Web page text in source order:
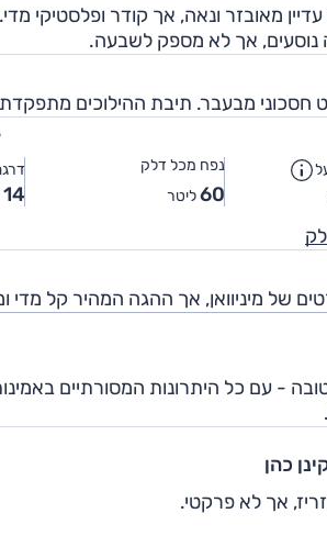
מאובזר ונאה, אך קודר ופלסטיקי
נוסעים, אך לא מספק לשבעה.
חסכוני מבעבר. תיבת ההילוכים
נפח מכל דלק
60ליטר
14
של מיניוואן, אך ההגה המהיר קל מדי
- עם כל היתרונות המסורתיים
כהן